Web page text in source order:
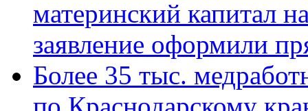
материнский капитал
заявление оформили
Более 35 тыс.